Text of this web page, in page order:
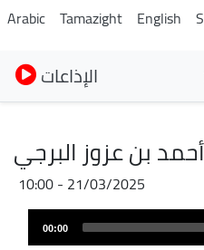
Arabic Tamazight English
الإذاعات
بن عزوز البرجي
21/03/2025 - 10:00
00:00